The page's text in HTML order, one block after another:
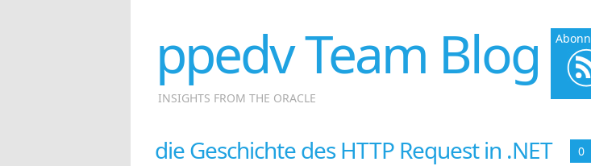
ppedv Team Blog
INSIGHTS FROM THE ORACLE
die Geschichte des HTTP Request in .NET 0